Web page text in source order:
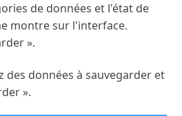
de données et l'état de
montre sur l'interface.
».
des données à sauvegarder et
».